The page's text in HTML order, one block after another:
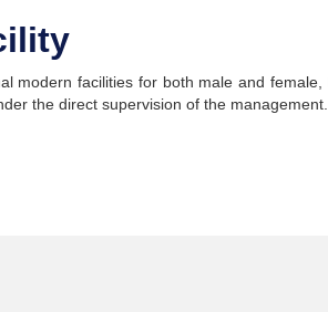
modern facilities for both male and
the direct supervision of the management.